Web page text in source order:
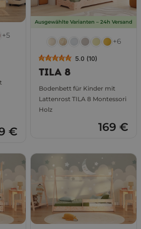
+5
€
Ausgewählte Varianten – 24h Versand
+6
5.0 (10)
TILA 8
Bodenbett für Kinder mit
Lattenrost TILA 8 Montessori
Holz
169 €